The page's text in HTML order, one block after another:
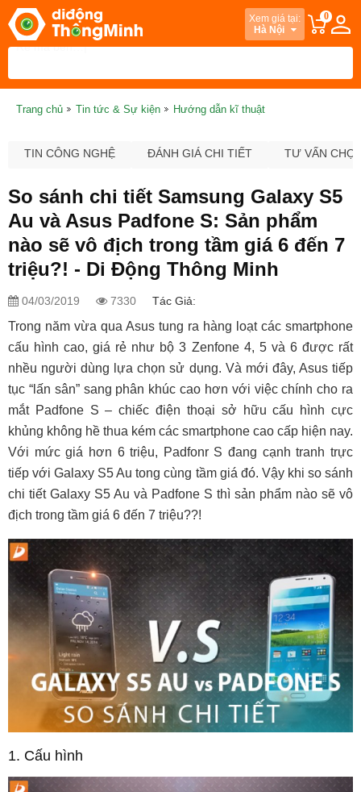
Xem giá tại:
Hà Nội
0
Trang chủ Tin tức & Sự kiện Hướng dẫn kĩ thuật
TIN CÔNG NGHỆ ĐÁNH GIÁ CHI TIẾT TƯ VẤN
So sánh chi tiết Samsung Galaxy S5
Au và Asus Padfone S: Sản phẩm
nào sẽ vô địch trong tầm giá 6 đến 7
triệu?! - Di Động Thông Minh
04/03/2019 7330 Tác Giả:
Trong năm vừa qua Asus tung ra hàng loạt các smartphone
cấu hình cao, giá rẻ như bộ 3 Zenfone 4, 5 và 6 được rất
nhều người dùng lựa chọn sử dụng. Và mới đây, Asus tiếp
tục “lấn sân” sang phân khúc cao hơn với việc chính cho ra
mắt Padfone S – chiếc điện thoại sở hữu cấu hình cực
khủng không hề thua kém các smartphone cao cấp hiện nay.
Với mức giá hơn 6 triệu, Padfonr S đang cạnh tranh trực
tiếp với Galaxy S5 Au tong cùng tầm giá đó. Vậy khi so sánh
chi tiết Galaxy S5 Au và Padfone S thì sản phẩm nào sẽ vô
địch trong tầm giá 6 đến 7 triệu??!
1. Cấu hình